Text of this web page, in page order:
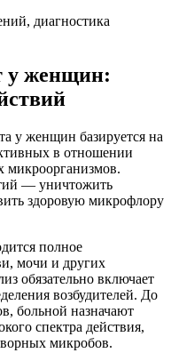
диагностика
у женщин:
у женщин базируется на
в отношении
микроорганизмов.
— уничтожить
здоровую микрофлору
полное
мочи и других
обязательно включает
возбудителей. До
больной назначают
спектра действия,
микробов.